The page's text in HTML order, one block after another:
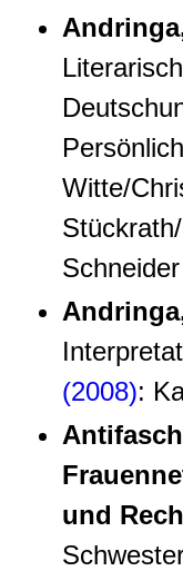
Witte/
(2008):
und